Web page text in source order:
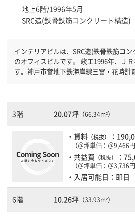
地上6階/1996年5月
SRC造(鉄骨鉄筋コンクリート構造)
インテリアビルは、SRC造(鉄骨鉄筋コ
のオフィスビルです。 竣工1996年、ＪＲ神戸線三ノ宮駅徒歩8分で
す。神戸市営地下鉄海岸線三宮・花時計
様には必見です。
3階 20.07坪（66.34m²）
・賃料 （税抜） ：
（＠坪単価：＠9,466円
・共益費 （税抜） ：
（＠坪単価：＠3,736円
・入居可能日：即日
6階 10.26坪（33.93m²）